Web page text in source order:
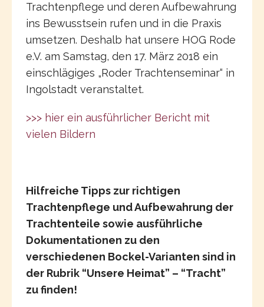
Trachtenpflege und deren Aufbewahrung
ins Bewusstsein rufen und in die Praxis
umsetzen. Deshalb hat unsere HOG Rode
e.V. am Samstag, den 17. März 2018 ein
einschlägiges „Roder Trachtenseminar“ in
Ingolstadt veranstaltet.
>>> hier ein ausführlicher Bericht mit
vielen Bildern
Hilfreiche Tipps zur richtigen
Trachtenpflege und Aufbewahrung der
Trachtenteile sowie ausführliche
Dokumentationen zu den
verschiedenen Bockel-Varianten sind in
der Rubrik “Unsere Heimat” – “Tracht”
zu finden!